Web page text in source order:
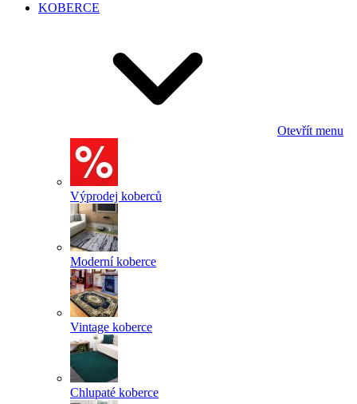
KOBERCE
Otevřít menu
Výprodej koberců
Moderní koberce
Vintage koberce
Chlupaté koberce